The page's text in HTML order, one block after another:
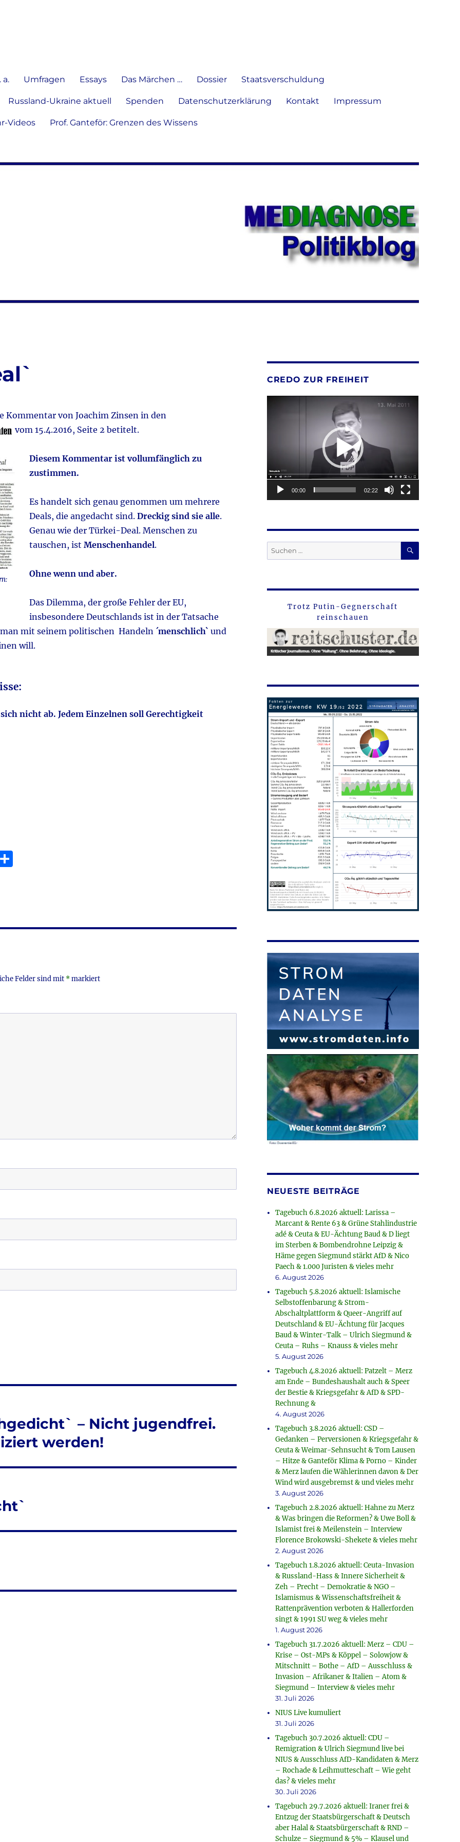
a. Umfragen Essays Das Märchen … Dossier Staatsverschuldung
Russland-Ukraine aktuell Spenden Datenschutzerklärung Kontakt Impressum
Videos Prof. Ganteför: Grenzen des Wissens
Kommentar von Joachim Zinsen in den
vom 15.4.2016, Seite 2 betitelt.
Diesem Kommentar ist vollumfänglich zu
zustimmen.
Es handelt sich genau genommen um mehrere
Deals, die angedacht sind. Dreckig sind sie alle.
Genau wie der Türkei-Deal. Menschen zu
tauschen, ist Menschenhandel.
Ohne wenn und aber.
Das Dilemma, der große Fehler der EU,
insbesondere Deutschlands ist in der Tatsache
mit seinem politischen Handeln ´menschlich` und
will.
nicht ab. Jedem Einzelnen soll Gerechtigkeit
T
Felder sind mit *markiert
– Nicht jugendfrei.
werden!
CREDO ZUR FREIHEIT
00:00 02:22
Suche
nach:
SUCHEN
Trotz Putin-Gegnerschaft
reinschauen
NEUESTE BEITRÄGE
Tagebuch 6.8.2026 aktuell: Larissa –
Marcant & Rente 63 & Grüne Stahlindustrie
adé & Ceuta & EU-Ächtung Baud & D liegt
im Sterben & Bombendrohne Leipzig &
Häme gegen Siegmund stärkt AfD & Nico
Paech & 1.000 Juristen & vieles mehr
6. August 2026
Tagebuch 5.8.2026 aktuell: Islamische
Selbstoffenbarung & Strom-
Abschaltplattform & Queer-Angriff auf
Deutschland & EU-Ächtung für Jacques
Baud & Winter-Talk – Ulrich Siegmund &
Ceuta – Ruhs – Knauss & vieles mehr
5. August 2026
Tagebuch 4.8.2026 aktuell: Patzelt – Merz
am Ende – Bundeshaushalt auch & Speer
der Bestie & Kriegsgefahr & AfD & SPD-
Rechnung &
4. August 2026
Tagebuch 3.8.2026 aktuell: CSD –
Gedanken – Perversionen & Kriegsgefahr &
Ceuta & Weimar-Sehnsucht & Tom Lausen
– Hitze & Ganteför Klima & Porno – Kinder
& Merz laufen die Wählerinnen davon & Der
Wind wird ausgebremst & und vieles mehr
3. August 2026
Tagebuch 2.8.2026 aktuell: Hahne zu Merz
& Was bringen die Reformen? & Uwe Boll &
Islamist frei & Meilenstein – Interview
Florence Brokowski-Shekete & vieles mehr
2. August 2026
Tagebuch 1.8.2026 aktuell: Ceuta-Invasion
& Russland-Hass & Innere Sicherheit &
Zeh – Precht – Demokratie & NGO –
Islamismus & Wissenschaftsfreiheit &
Rattenprävention verboten & Hallerforden
singt & 1991 SU weg & vieles mehr
1. August 2026
Tagebuch 31.7.2026 aktuell: Merz – CDU –
Krise – Ost-MPs & Köppel – Solowjow &
Mitschnitt – Bothe – AfD – Ausschluss &
Invasion – Afrikaner & Italien – Atom &
Siegmund – Interview & vieles mehr
31. Juli 2026
NIUS Live kumuliert
31. Juli 2026
Tagebuch 30.7.2026 aktuell: CDU –
Remigration & Ulrich Siegmund live bei
NIUS & Ausschluss AfD-Kandidaten & Merz
– Rochade & Leihmutteschaft – Wie geht
das? & vieles mehr
30. Juli 2026
Tagebuch 29.7.2026 aktuell: Iraner frei &
Entzug der Staatsbürgerschaft & Deutsch
aber Halal & Staatsbürgerschaft & RND –
Schulze – Siegmund & 5% – Klausel und